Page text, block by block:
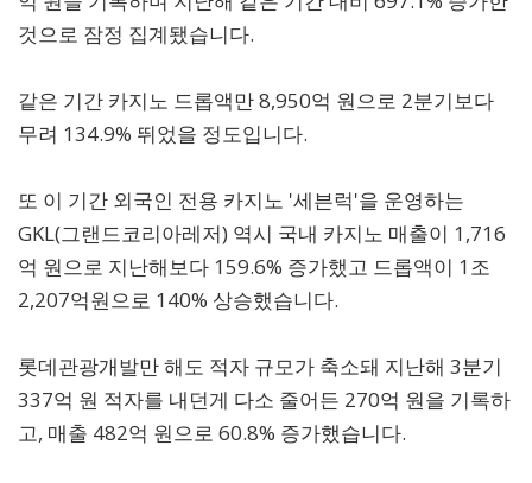
것으로 잠정 집계됐습니다.
같은 기간 카지노 드롭액만 8,950억 원으로 2분기보다
무려 134.9% 뛰었을 정도입니다.
또 이 기간 외국인 전용 카지노 '세븐럭'을 운영하는
GKL(그랜드코리아레저) 역시 국내 카지노 매출이 1,716
억 원으로 지난해보다 159.6% 증가했고 드롭액이 1조
2,207억원으로 140% 상승했습니다.
롯데관광개발만 해도 적자 규모가 축소돼 지난해 3분기
337억 원 적자를 내던게 다소 줄어든 270억 원을 기록하
고, 매출 482억 원으로 60.8% 증가했습니다.